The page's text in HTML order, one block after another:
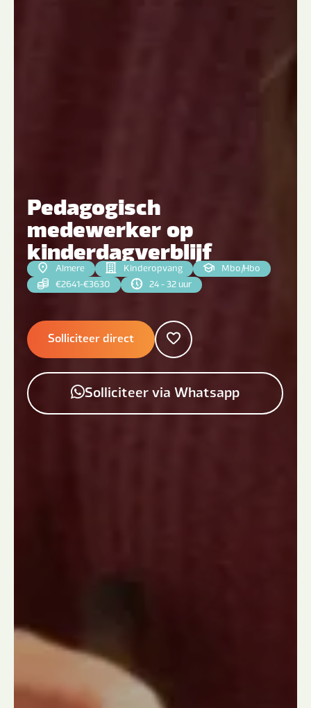
Pedagogisch
medewerker op
kinderdagverblijf
Almere Kinderopvang Mbo|Hbo
€2641-€3630
24 - 32 uur
Solliciteer direct
Solliciteer via Whatsapp